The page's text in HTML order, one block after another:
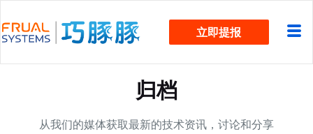
过
立即提报
归档
从我们的媒体获取最新的技术资讯，讨论和分享